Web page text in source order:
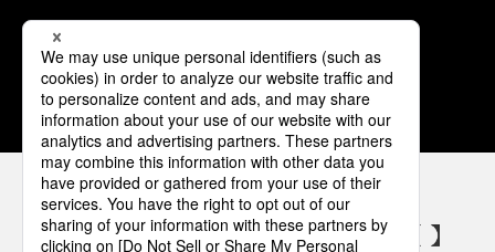
1 2 3
パナソニックの電気設備 SNSアカウント